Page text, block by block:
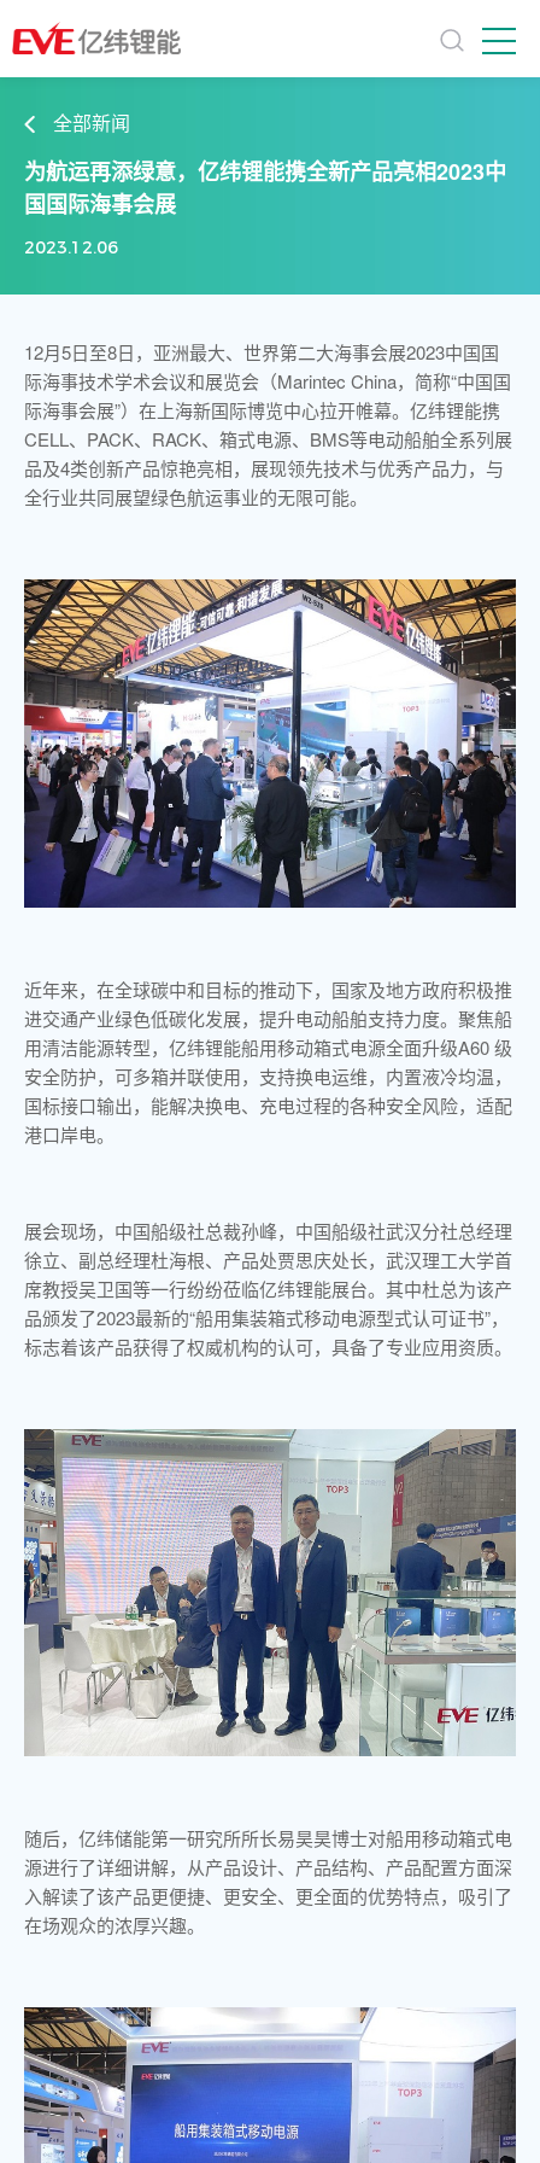
全部新闻
为航运再添绿意，亿纬锂能携全新产品亮相2023中
国国际海事会展
2023.12.06
12月5日至8日，亚洲最大、世界第二大海事会展2023中国国
际海事技术学术会议和展览会（Marintec China，简称“中国国
际海事会展”）在上海新国际博览中心拉开帷幕。亿纬锂能携
CELL、PACK、RACK、箱式电源、BMS等电动船舶全系列展
品及4类创新产品惊艳亮相，展现领先技术与优秀产品力，与
全行业共同展望绿色航运事业的无限可能。
近年来，在全球碳中和目标的推动下，国家及地方政府积极推
进交通产业绿色低碳化发展，提升电动船舶支持力度。聚焦船
用清洁能源转型，亿纬锂能船用移动箱式电源全面升级A60 级
安全防护，可多箱并联使用，支持换电运维，内置液冷均温，
国标接口输出，能解决换电、充电过程的各种安全风险，适配
港口岸电。
展会现场，中国船级社总裁孙峰，中国船级社武汉分社总经理
徐立、副总经理杜海根、产品处贾思庆处长，武汉理工大学首
席教授吴卫国等一行纷纷莅临亿纬锂能展台。其中杜总为该产
品颁发了2023最新的“船用集装箱式移动电源型式认可证书”，
标志着该产品获得了权威机构的认可，具备了专业应用资质。
随后，亿纬储能第一研究所所长易昊昊博士对船用移动箱式电
源进行了详细讲解，从产品设计、产品结构、产品配置方面深
入解读了该产品更便捷、更安全、更全面的优势特点，吸引了
在场观众的浓厚兴趣。